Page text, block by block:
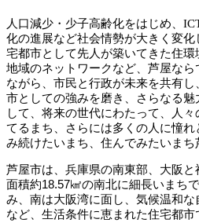
人口減少・少子高齢化をはじめ、
化の進展など社会情勢が大きく変
宅都市として先人が築いてきた住環
地域のネットワークなど、芦屋な
ながら、市民と行政が未来を共有
市としての強みを磨き、さらなる
して、将来の世代にわたって、人
てるまち、さらには多くの人に憧
み続けたいまち、住んでみたいまち
芦屋市は、兵庫県の南東部、大阪と
面積約18.57㎢の南北に細長いまち
み、南は大阪湾に面し、気候温和
など、生活条件に恵まれた住宅都市